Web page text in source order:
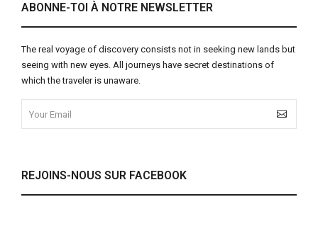
ABONNE-TOI À NOTRE NEWSLETTER
The real voyage of discovery consists not in seeking new lands but
seeing with new eyes. All journeys have secret destinations of
which the traveler is unaware.
REJOINS-NOUS SUR FACEBOOK